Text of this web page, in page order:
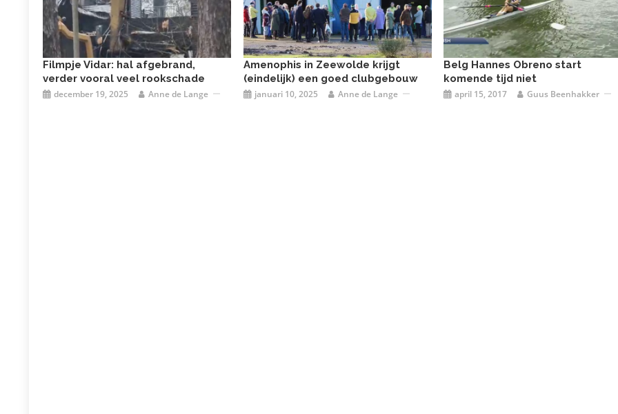
Filmpje Vidar: hal afgebrand,
verder vooral veel rookschade
december 19, 2025 Anne de Lange
Amenophis in Zeewolde krijgt
(eindelijk) een goed clubgebouw
januari 10, 2025 Anne de Lange
Belg Hannes Obreno start
komende tijd niet
april 15, 2017 Guus Beenhakker